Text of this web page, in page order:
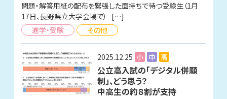
問題・解答用紙の配布を緊張した面持ちで待つ受験生（1月
17日、長野県立大学会場で） […]
進学・受験
その他
2025.12.25 小 中 高
公立高入試の「デジタル併願
制」、どう思う？
中高生の約８割が支持